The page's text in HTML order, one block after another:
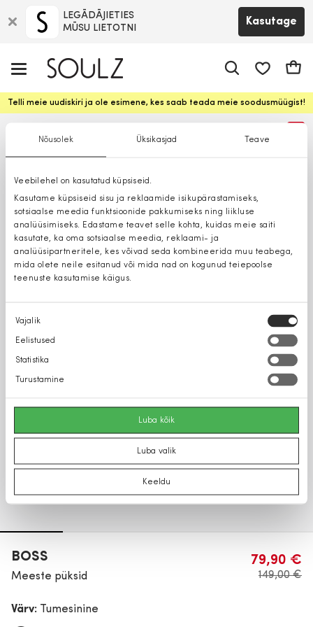
Nõusolek Üksikasjad Teave
Veebilehel on kasutatud küpsiseid.
Kasutame küpsiseid sisu ja reklaamide isikupärastamiseks,
sotsiaalse meedia funktsioonide pakkumiseks ning liikluse
analüüsimiseks. Edastame teavet selle kohta, kuidas meie saiti
kasutate, ka oma sotsiaalse meedia, reklaami- ja
analüüsipartneritele, kes võivad seda kombineerida muu teabega,
mida olete neile esitanud või mida nad on kogunud teiepoolse
teenuste kasutamise käigus.
Nõusoleku
valik
Vajalik
Eelistused
Statistika
Turustamine
Luba kõik
Luba valik
Keeldu
LEGĀDĀJIETIES
MŪSU LIETOTNI
Kasutage
Telli meie uudiskiri ja ole esimene, kes saab teada meie soodusmüügist!
BOSS
Meeste püksid
79,90 €
149,00 €
Värv: Tumesinine